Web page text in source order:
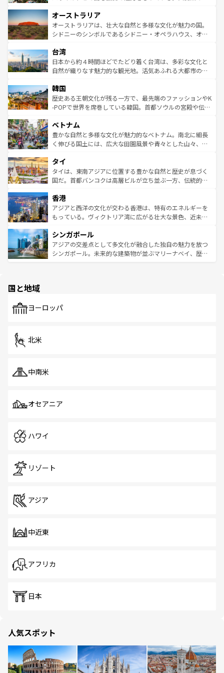
部のニューオーリンズでは、音楽と美食が融合した独特の
文化が魅力。旅行者はアメリカの各地域で異なる魅力を楽
しみながら、その多様性と豊かな歴史を感じることができ
ならではの贅沢な旅のスタイルだ。 なお、新着のアメリカ
情報はコンテンツ一覧を参照してほしい。
ワイ島は見逃せない。また、定番の観光地といえばオアフ
島だが、静かな自然を求めるならマウイ島やカウアイ島が
おすすめ。エメラルドグリーンに輝く海をはじめ、豊かな
れるおもてなしの心で訪れる人々を迎えてくれるハワイの
人々、おいしいローカルフードやハワイアンミュージッ
ク、伝統的なフラダンスなど、すべてがハワイの魅力を彩
ワイを、存分に味わってほしい。 なお、新着のハワイ情報
はコンテンツ一覧を参照してほしい。
オーストラリア
オーストラリアは、壮大な自然と多様な文化が魅力の国。
シドニーのシンボルであるシドニー・オペラハウス、オー
リアリーフや大陸中央部にそびえるウルル（エアーズロッ
ク）、タスマニアの美しい原生林やケアンズの熱帯雨林な
ど、見どころがたくさん。また、カフェやワイン、オージ
いる。アクティビティも充実しており、サーフィンやダイ
ビング、ハイキングなど、アウトドア好きにはたまらな
い。オーストラリアの多彩な魅力を存分に味わいつくそ
参照してほしい。
台湾
日本から約４時間ほどでたどり着く台湾は、多彩な文化と
自然が織りなす魅力的な観光地。活気あふれる大都市の台
ン）、静ひつな山岳地帯である台湾東部など、都市の喧騒
と山間の静けさが共存しており、訪れる人に新しい発見と
驚きをもたらしてくれる。また、奥深い台湾の食文化も魅
容にもいいと評判のスイーツなど、バラエティ豊かな料理
が味わえる。 なお、新着の台湾情報は コンテンツ一覧を参
照してほしい。
韓国
歴史ある王朝文化が残る一方で、最先端のファッションやK
-POPで世界を席巻している韓国。首都ソウルの宮殿や伝統
き、地方に足を延ばせば四季折々の自然美を楽しむことが
できる。そして、キムチや焼肉、絶品のストリートフード
まで、さまざまな韓国料理が待っている。夜には、韓国な
リティに包まれながら、韓国の多彩な魅力を心ゆくまで味
わってみてほしい。 なお、新着の韓国情報はコンテンツ一
覧を参照してほしい。
ベトナム
豊かな自然と多様な文化が魅力的なベトナム。南北に細長
く伸びる国土には、広大な田園風景や青々とした山々、世
急速な発展と共に伝統が息づく。ハノイの古い町並みやホ
ーチミン市のフランス統治時代の建物も、独特の雰囲気を
醸し出している。また、バラエティの豊かさとおいしさで
とつ。フォーやバインミー、ベトナムコーヒーなどは、ぜ
ひ現地で味わいたい。どの地域を訪れてもあたたかい人々
が旅行者を迎えてくれるので、きっと忘れられない旅にな
参照してほしい。
タイ
タイは、東南アジアに位置する豊かな自然と歴史が息づく
国だ。首都バンコクは高層ビルが立ち並ぶ一方、伝統的な
の活気が交差している。北部ではチェンマイなどの山岳地
帯で自然と触れ合い、南部ではプーケットやクラビの美し
いビーチでリゾート気分を楽しむことができる。タイ料理
激する。気候は一年中温暖で、どの季節にも異なる楽しみ
が待っている。親しみやすいタイの人々、仏教を中心とし
た文化、そして多様な観光資源が、訪れる旅人を魅了し続
香港
アジアと西洋の文化が交わる香港は、特有のエネルギーを
もっている。ヴィクトリア湾に広がる壮大な景色、近未来
み、どこを訪れても感動するはず。観光スポットが密集し
ており、効率よく見どころを回れるのも魅力。息をのむよ
うな絶景から文化的な体験まで、香港を存分に楽しみ尽く
シンガポール
アジアの交差点として多文化が融合した独自の魅力を放つ
シンガポール。未来的な建築物が並ぶマリーナベイ、歴史
で、ホーカーズは地元の風情を楽しめる外せないスポット
国と地域
ヨーロッパ
北米
中南米
オセアニア
ハワイ
リゾート
アジア
中近東
アフリカ
日本
人気スポット